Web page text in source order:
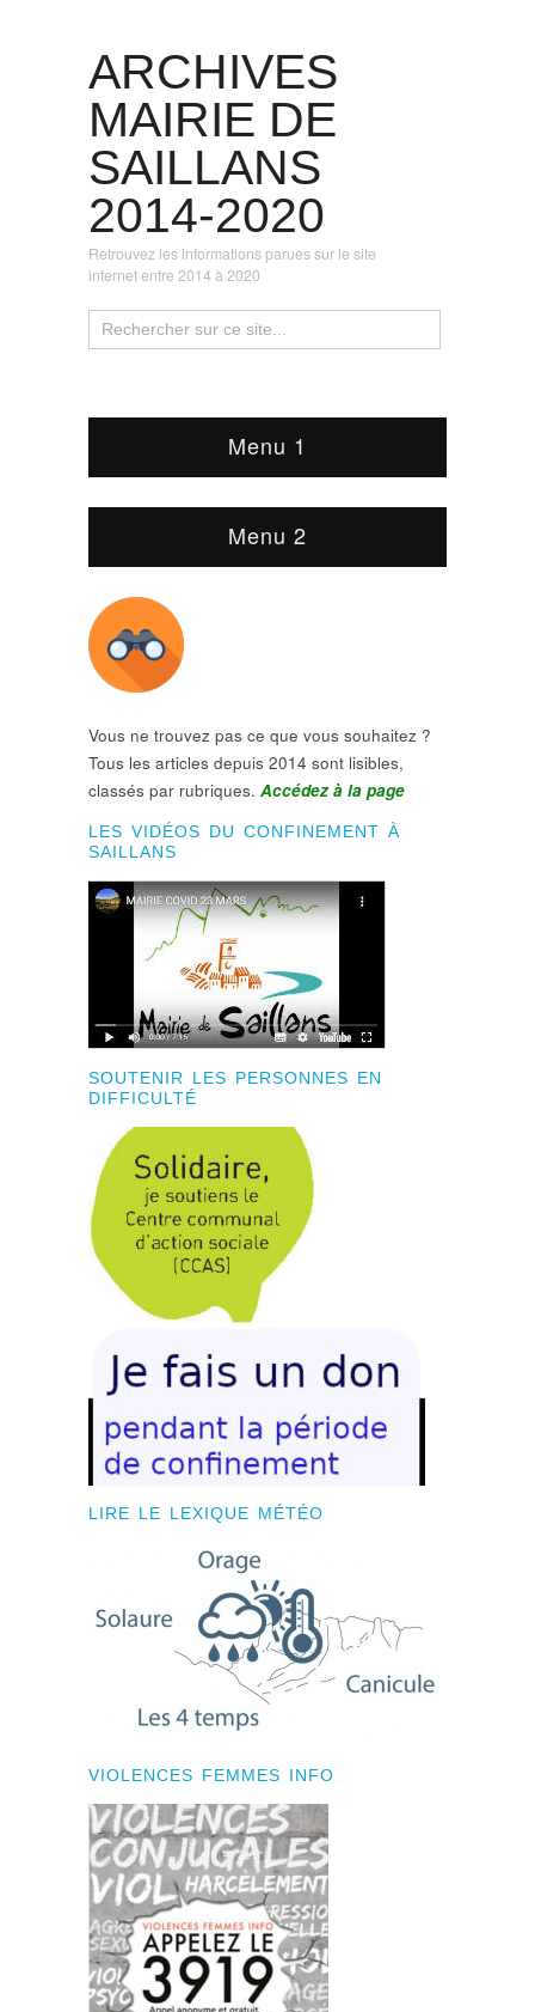
ARCHIVES
MAIRIE DE
SAILLANS
2014-2020
Retrouvez les informations parues sur le site
internet entre 2014 à 2020
Menu 1
Menu 2
Vous ne trouvez pas ce que vous souhaitez ?
Tous les articles depuis 2014 sont lisibles,
classés par rubriques. Accédez à la page
LES VIDÉOS DU CONFINEMENT À
SAILLANS
SOUTENIR LES PERSONNES EN
DIFFICULTÉ
LIRE LE LEXIQUE MÉTÉO
VIOLENCES FEMMES INFO